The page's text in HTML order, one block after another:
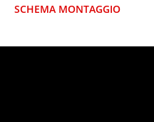
SCHEMA MONTAGGIO